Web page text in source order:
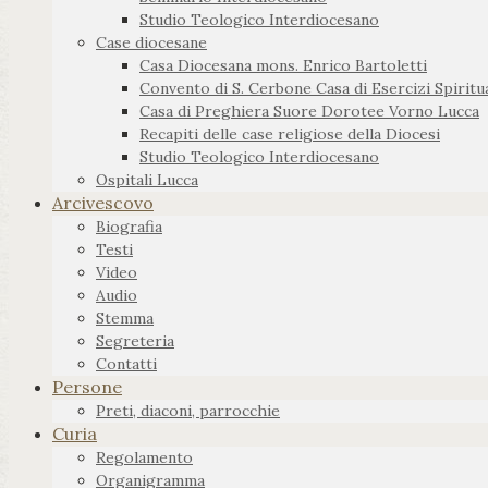
Studio Teologico Interdiocesano
Case diocesane
Casa Diocesana mons. Enrico Bartoletti
Convento di S. Cerbone Casa di Esercizi
Casa di Preghiera Suore Dorotee Vorno Lucca
Recapiti delle case religiose della Diocesi
Studio Teologico Interdiocesano
Ospitali Lucca
Arcivescovo
Biografia
Testi
Video
Audio
Stemma
Segreteria
Contatti
Persone
Preti, diaconi, parrocchie
Curia
Regolamento
Organigramma